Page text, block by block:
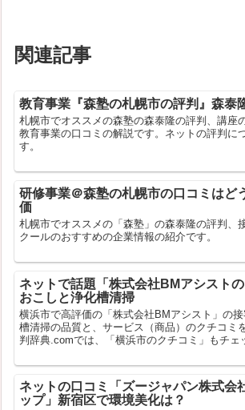
関連記事
教育事業『森塾の札幌市の評判』森泰
札幌市でオススメの森塾の森泰隆の評判、講座
教育事業の口コミの解説です。ネットの評判に
す。
研修事業＠森塾の札幌市の口コミはど
価
札幌市でオススメの「森塾」の森泰隆の評判、
クールのおすすめの企業情報の紹介です。
ネットで話題「株式会社BMアシスト
おこしと浄化槽清掃
横浜市で高評価の「株式会社BMアシスト」の
槽清掃の品質と、サービス（商品）のクチコミ
判辞典.comでは、「横浜市のクチコミ」もチェ
ネットの口コミ「ズージャパン株式会
ップ」新宿区で環境美化は？